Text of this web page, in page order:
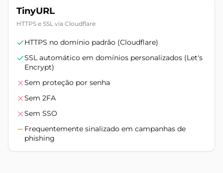
TinyURL
HTTPS e SSL via Cloudflare
HTTPS no domínio padrão (Cloudflare)
SSL automático em domínios personalizados (Let's
Encrypt)
Sem proteção por senha
Sem 2FA
Sem SSO
Frequentemente sinalizado em campanhas de
phishing